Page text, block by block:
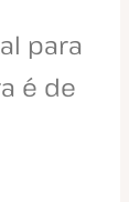
para
é de